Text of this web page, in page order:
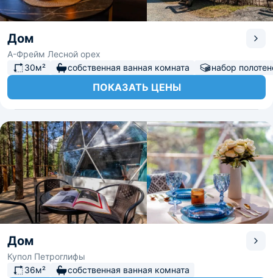
Дом
А-Фрейм Лесной орех
30м²
собственная ванная комната набор
ПОКАЗАТЬ ЦЕНЫ
Дом
Купол Петроглифы
36м²
собственная ванная комната